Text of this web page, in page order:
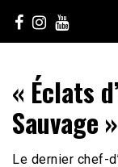
content
« Éclats
Sauvage »
Le dernier chef-